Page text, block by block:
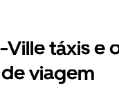
táxis e
viagem